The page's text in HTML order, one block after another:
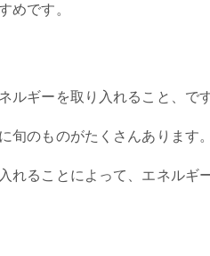
めです。
ルギーを取り入れること、で
旬のものがたくさんあります
れることによって、エネルギ